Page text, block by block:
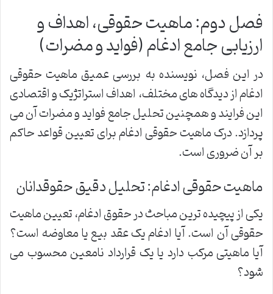
فصل دوم: ماهیت حقوقی، اهداف و
ارزیابی جامع ادغام (فواید و مضرات)
در این فصل، نویسنده به بررسی عمیق ماهیت حقوقی
ادغام از دیدگاه های مختلف، اهداف استراتژیک و اقتصادی
این فرایند و همچنین تحلیل جامع فواید و مضرات آن می
پردازد. درک ماهیت حقوقی ادغام برای تعیین قواعد حاکم
بر آن ضروری است.
ماهیت حقوقی ادغام: تحلیل دقیق حقوقدانان
یکی از پیچیده ترین مباحث در حقوق ادغام، تعیین ماهیت
حقوقی آن است. آیا ادغام یک عقد بیع یا معاوضه است؟
آیا ماهیتی مرکب دارد یا یک قرارداد نامعین محسوب می
شود؟